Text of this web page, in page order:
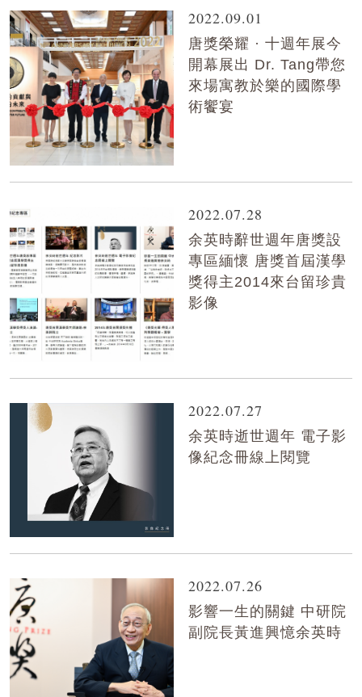
2022.09.01
唐獎榮耀 · 十週年展今
開幕展出 Dr. Tang帶您
來場寓教於樂的國際學
術饗宴
2022.07.28
余英時辭世週年唐獎設
專區緬懷 唐獎首屆漢學
獎得主2014來台留珍貴
影像
2022.07.27
余英時逝世週年 電子影
像紀念冊線上閱覽
2022.07.26
影響一生的關鍵 中研院
副院長黃進興憶余英時